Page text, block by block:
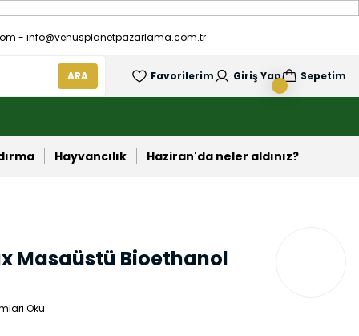
- info@venusplanetpazarlama.com.tr
ARA Favorilerim Giriş Yap Sepetim
Hayvancılık Haziran'da neler aldınız?
Masaüstü Bioethanol
Oku